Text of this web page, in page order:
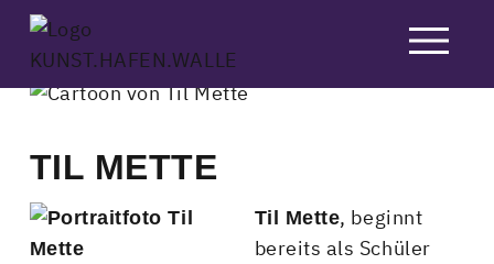
Skip
content
TIL METTE
Til Mette, beginnt
bereits als Schüler